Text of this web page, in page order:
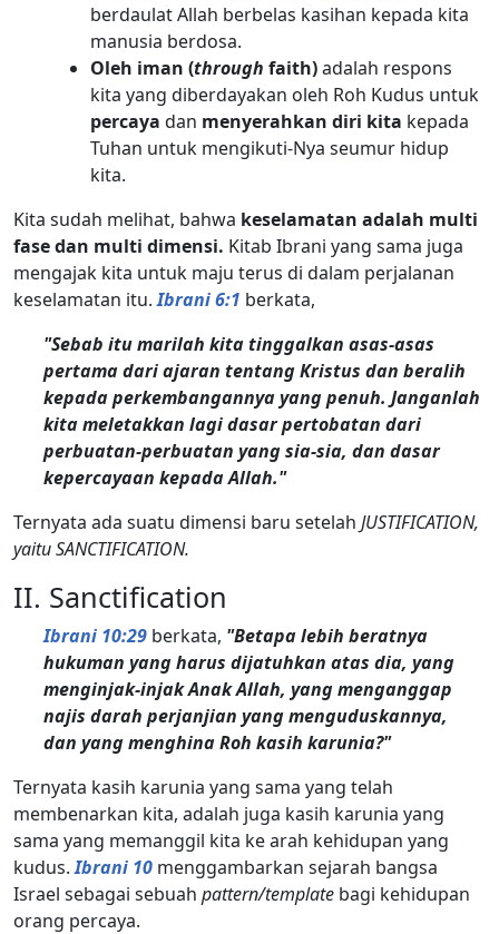
berdaulat Allah berbelas kasihan kepada kita
manusia berdosa.
Oleh iman (through faith)adalah respons
kita yang diberdayakan oleh Roh Kudus untuk
percaya dan menyerahkan diri kita kepada
Tuhan untuk mengikuti-Nya seumur hidup
kita.
Kita sudah melihat, bahwa keselamatan adalah multi
fase dan multi dimensi. Kitab Ibrani yang sama juga
mengajak kita untuk maju terus di dalam perjalanan
keselamatan itu.Ibrani 6:1 berkata,
"Sebab itu marilah kita tinggalkan asas-asas
pertama dari ajaran tentang Kristus dan beralih
kepada perkembangannya yang penuh. Janganlah
kita meletakkan lagi dasar pertobatan dari
perbuatan-perbuatan yang sia-sia, dan dasar
kepercayaan kepada Allah."
Ternyata ada suatu dimensi baru setelah JUSTIFICATION,
yaitu SANCTIFICATION.
II. Sanctification
Ibrani 10:29 berkata, "Betapa lebih beratnya
hukuman yang harus dijatuhkan atas dia, yang
menginjak-injak Anak Allah, yang menganggap
najis darah perjanjian yang menguduskannya,
dan yang menghina Roh kasih karunia?"
Ternyata kasih karunia yang sama yang telah
membenarkan kita, adalah juga kasih karunia yang
sama yang memanggil kita ke arah kehidupan yang
kudus.Ibrani 10 menggambarkan sejarah bangsa
Israel sebagai sebuah pattern/template bagi kehidupan
orang percaya.